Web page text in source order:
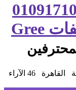
جري 01091710140
أفضل مركز صيانة تكييفات Gree
القاهرة
46 الآراء